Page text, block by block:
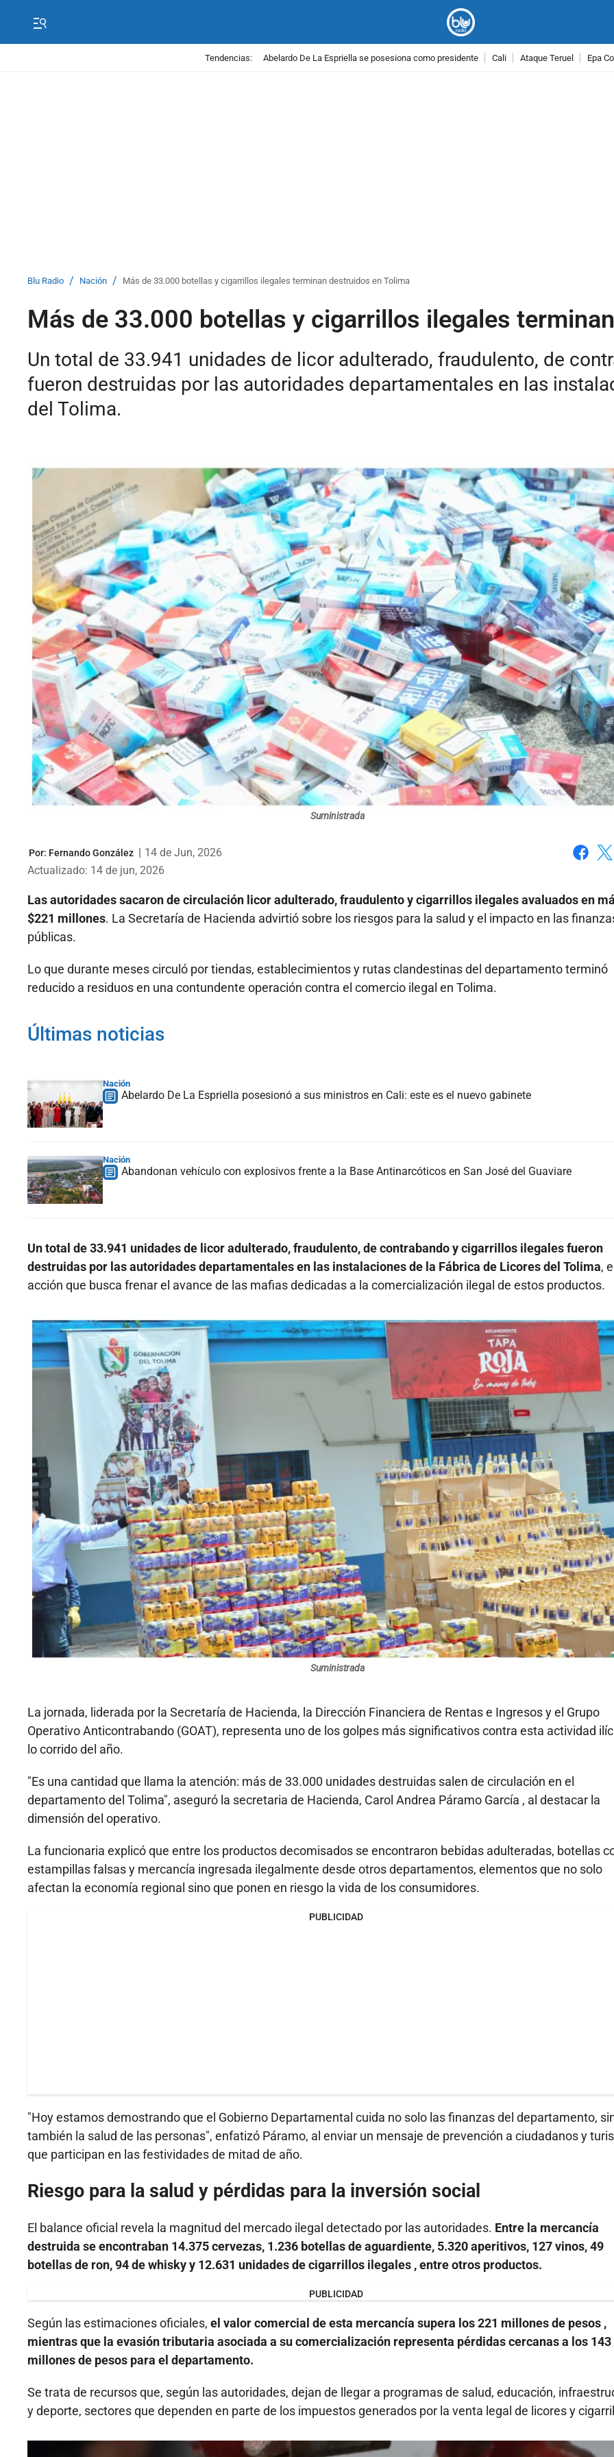
Tendencias: Abelardo De La Espriella se posesiona como presidente Cali Ataque Teruel Epa
Blu Radio / Nación / Más de 33.000 botellas y cigarrillos ilegales terminan destruidos en Tolima
Más de 33.000 botellas y cigarrillos ilegales
Un total de 33.941 unidades de licor adulterado, fraudulento, de
fueron destruidas por las autoridades departamentales en las
del Tolima.
Suministrada
Por: Fernando González | 14 de Jun, 2026
Actualizado: 14 de jun, 2026
Las autoridades sacaron de circulación licor adulterado, fraudulento y cigarrillos ilegales avaluados en
$221 millones. La Secretaría de Hacienda advirtió sobre los riesgos para la salud y el impacto en las
públicas.
Lo que durante meses circuló por tiendas, establecimientos y rutas clandestinas del departamento terminó
reducido a residuos en una contundente operación contra el comercio ilegal en Tolima.
Últimas noticias
Nación
Abelardo De La Espriella posesionó a sus ministros en Cali: este es el nuevo gabinete
Nación
Abandonan vehículo con explosivos frente a la Base Antinarcóticos en San José del Guaviare
Un total de 33.941 unidades de licor adulterado, fraudulento, de contrabando y cigarrillos ilegales fueron
destruidas por las autoridades departamentales en las instalaciones de la Fábrica de Licores del Tolima,
acción que busca frenar el avance de las mafias dedicadas a la comercialización ilegal de estos productos.
Suministrada
La jornada, liderada por la Secretaría de Hacienda, la Dirección Financiera de Rentas e Ingresos y el Grupo
Operativo Anticontrabando (GOAT), representa uno de los golpes más significativos contra esta actividad
lo corrido del año.
"Es una cantidad que llama la atención: más de 33.000 unidades destruidas salen de circulación en el
departamento del Tolima", aseguró la secretaria de Hacienda, Carol Andrea Páramo García , al destacar la
dimensión del operativo.
La funcionaria explicó que entre los productos decomisados se encontraron bebidas adulteradas, botellas
estampillas falsas y mercancía ingresada ilegalmente desde otros departamentos, elementos que no solo
afectan la economía regional sino que ponen en riesgo la vida de los consumidores.
PUBLICIDAD
"Hoy estamos demostrando que el Gobierno Departamental cuida no solo las finanzas del departamento,
también la salud de las personas", enfatizó Páramo, al enviar un mensaje de prevención a ciudadanos y
que participan en las festividades de mitad de año.
Riesgo para la salud y pérdidas para la inversión social
El balance oficial revela la magnitud del mercado ilegal detectado por las autoridades. Entre la mercancía
destruida se encontraban 14.375 cervezas, 1.236 botellas de aguardiente, 5.320 aperitivos, 127 vinos, 49
botellas de ron, 94 de whisky y 12.631 unidades de cigarrillos ilegales , entre otros productos.
PUBLICIDAD
Según las estimaciones oficiales, el valor comercial de esta mercancía supera los 221 millones de pesos ,
mientras que la evasión tributaria asociada a su comercialización representa pérdidas cercanas a los 143
millones de pesos para el departamento.
Se trata de recursos que, según las autoridades, dejan de llegar a programas de salud, educación,
y deporte, sectores que dependen en parte de los impuestos generados por la venta legal de licores y